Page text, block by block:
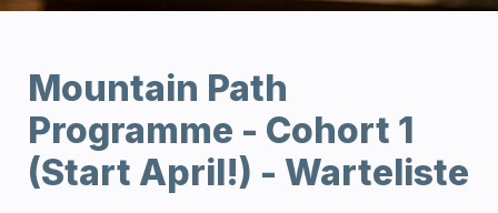
Mountain Path
Programme - Cohort 1